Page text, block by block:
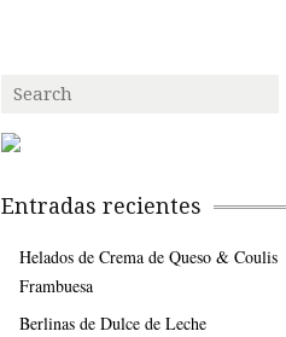
Entradas recientes
Helados de Crema de Queso & Coulis
Frambuesa
Berlinas de Dulce de Leche